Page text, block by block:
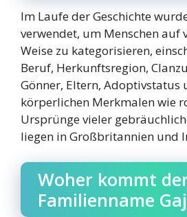
Im Laufe der Geschichte
verwendet, um Menschen auf
Weise zu kategorisieren,
Beruf, Herkunftsregion,
Gönner, Eltern, Adoptivstatus
körperlichen Merkmalen wie
Ursprünge vieler
liegen in Großbritannien und
Woher kommt
Familienname